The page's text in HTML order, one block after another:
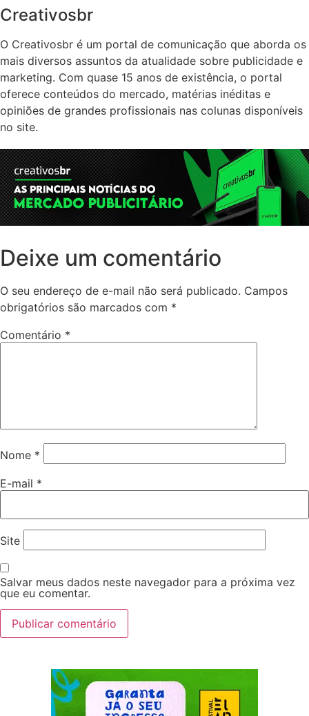
Creativosbr
O Creativosbr é um portal de comunicação que aborda os
mais diversos assuntos da atualidade sobre publicidade e
marketing. Com quase 15 anos de existência, o portal
oferece conteúdos do mercado, matérias inéditas e
opiniões de grandes profissionais nas colunas disponíveis
no site.
Deixe um comentário
O seu endereço de e-mail não será publicado. Campos
obrigatórios são marcados com *
Comentário *
Nome *
E-mail *
Site
Salvar meus dados neste navegador para a próxima vez
que eu comentar.